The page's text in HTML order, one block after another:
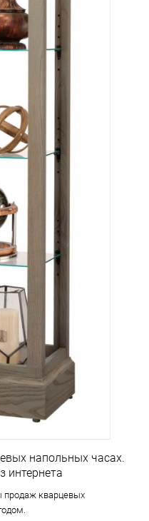
напольных часах.
интернета
продаж кварцевых